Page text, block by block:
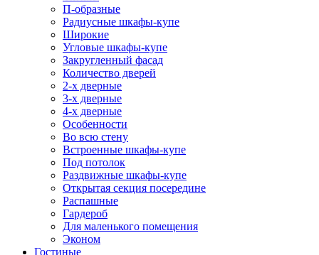
П-образные
Радиусные шкафы-купе
Широкие
Угловые шкафы-купе
Закругленный фасад
Количество дверей
2-х дверные
3-х дверные
4-х дверные
Особенности
Во всю стену
Встроенные шкафы-купе
Под потолок
Раздвижные шкафы-купе
Открытая секция посередине
Распашные
Гардероб
Для маленького помещения
Эконом
Гостиные